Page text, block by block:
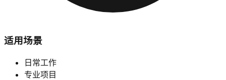
适用场景
日常工作
专业项目